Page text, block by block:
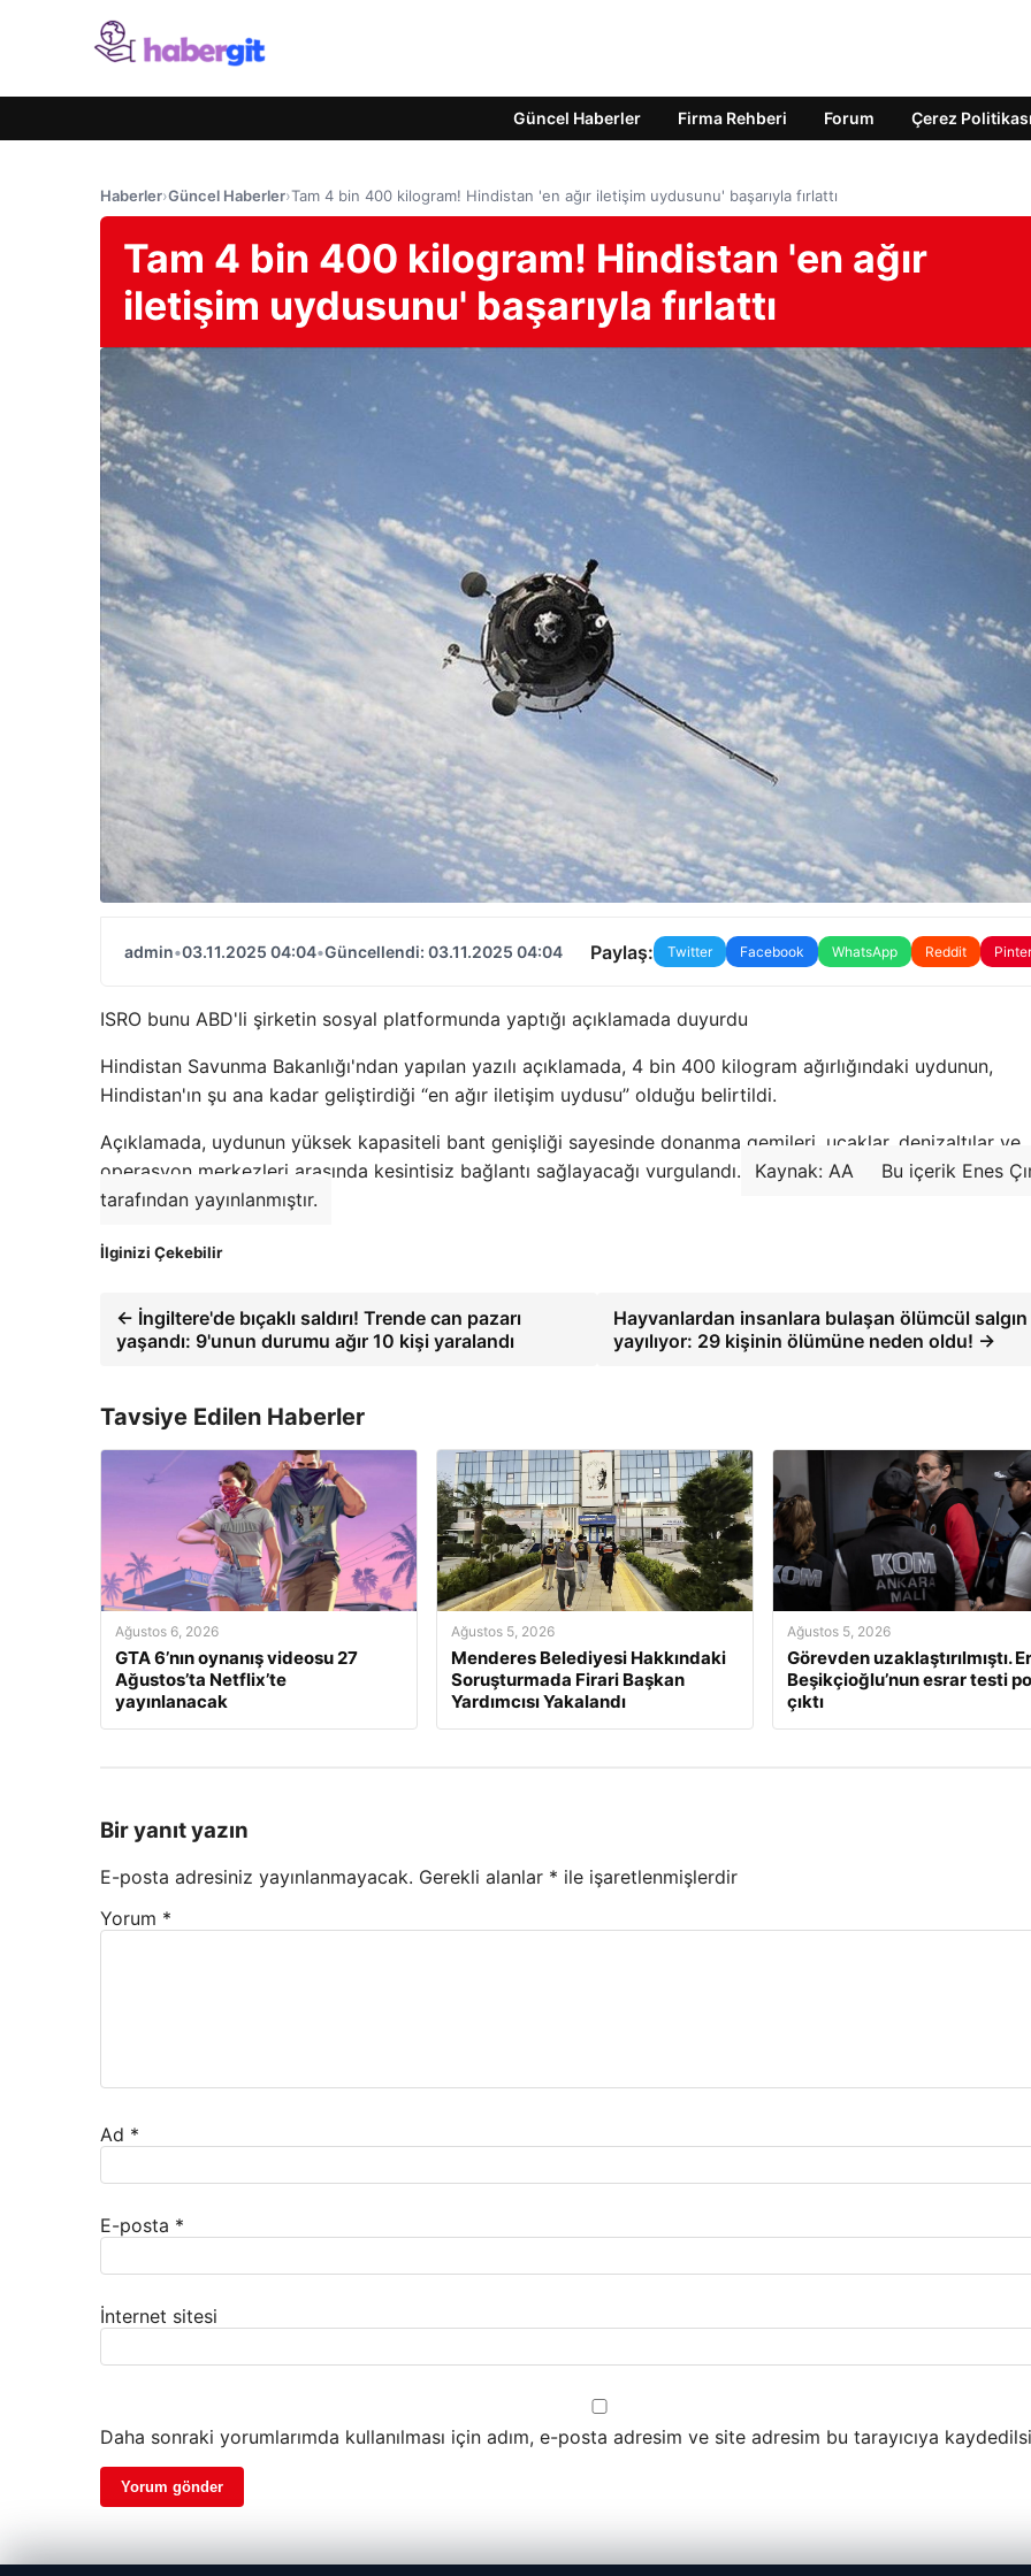
Güncel Haberler Firma Rehberi Forum Çerez Politikası
Haberler›Güncel Haberler›Tam 4 bin 400 kilogram! Hindistan 'en ağır iletişim uydusunu' başarıyla fırlattı
Tam 4 bin 400 kilogram! Hindistan 'en ağır
iletişim uydusunu' başarıyla fırlattı
admin•03.11.2025 04:04•Güncellendi: 03.11.2025 04:04 Paylaş: Twitter Facebook WhatsApp Reddit
ISRO bunu ABD'li şirketin sosyal platformunda yaptığı açıklamada duyurdu
Hindistan Savunma Bakanlığı'ndan yapılan yazılı açıklamada, 4 bin 400 kilogram ağırlığındaki uydunun,
Hindistan'ın şu ana kadar geliştirdiği “en ağır iletişim uydusu” olduğu belirtildi.
Açıklamada, uydunun yüksek kapasiteli bant genişliği sayesinde donanma gemileri, uçaklar, denizaltılar ve
operasyon merkezleri arasında kesintisiz bağlantı sağlayacağı vurgulandı.
Kaynak: AA
Bu içerik Enes
tarafından yayınlanmıştır.
İlginizi Çekebilir
← İngiltere'de bıçaklı saldırı! Trende can pazarı
yaşandı: 9'unun durumu ağır 10 kişi yaralandı
Hayvanlardan insanlara bulaşan ölümcül salgın
yayılıyor: 29 kişinin ölümüne neden oldu! →
Tavsiye Edilen Haberler
Ağustos 6, 2026
GTA 6’nın oynanış videosu 27
Ağustos’ta Netflix’te
yayınlanacak
Ağustos 5, 2026
Menderes Belediyesi Hakkındaki
Soruşturmada Firari Başkan
Yardımcısı Yakalandı
Ağustos 5, 2026
Görevden uzaklaştırılmıştı.
Beşikçioğlu’nun esrar testi
çıktı
Bir yanıt yazın
E-posta adresiniz yayınlanmayacak. Gerekli alanlar * ile işaretlenmişlerdir
Yorum *
Ad *
E-posta *
İnternet sitesi
Daha sonraki yorumlarımda kullanılması için adım, e-posta adresim ve site adresim bu tarayıcıya